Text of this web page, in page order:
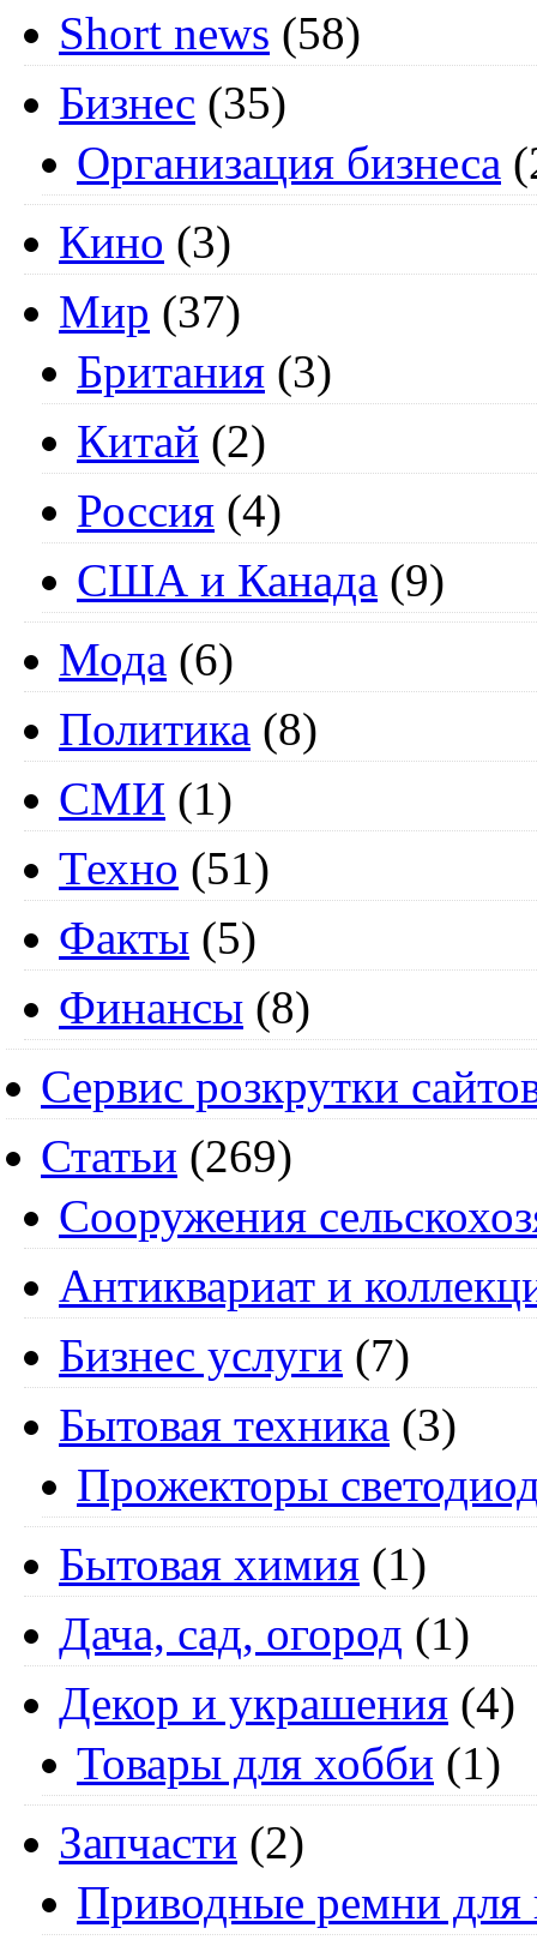
Short news (58)
Бизнес (35)
Организация бизнеса
Кино (3)
Мир (37)
Британия (3)
Китай (2)
Россия (4)
США и Канада (9)
Мода (6)
Политика (8)
СМИ (1)
Техно (51)
Факты (5)
Финансы (8)
Сервис розкрутки
Статьи (269)
Cооружения
Антиквариат и
Бизнес услуги (7)
Бытовая техника (3)
Прожекторы
Бытовая химия (1)
Дача, сад, огород (1)
Декор и украшения (4)
Товары для хобби (1)
Запчасти (2)
Приводные ремни для